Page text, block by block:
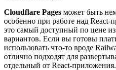
Cloudflare Pages может быть
особенно при работе над
это самый доступный по цене
вариантов. Если вы готовы
использовать что-то вроде
отлично подходят для
отдельный от React-приложения.